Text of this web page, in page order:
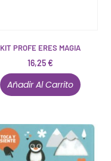
KIT PROFE ERES MAGIA
16,25€
Añadir Al Carrito